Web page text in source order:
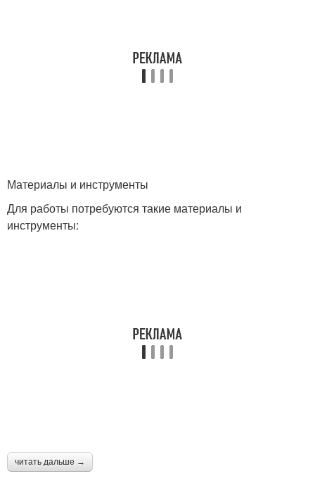
Материалы и инструменты
Для работы потребуются такие материалы и
инструменты:
читать дальше →